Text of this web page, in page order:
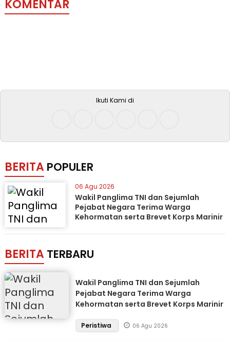
KOMENTAR
Ikuti Kami di
BERITA POPULER
06 Agu 2026
Wakil Panglima TNI dan Sejumlah
Pejabat Negara Terima Warga
Kehormatan serta Brevet Korps Marinir
BERITA TERBARU
Wakil Panglima TNI dan Sejumlah
Pejabat Negara Terima Warga
Kehormatan serta Brevet Korps Marinir
Peristiwa 06 Agu 2026